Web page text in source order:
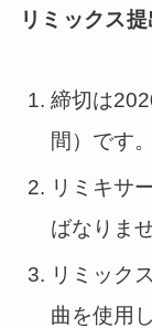
リミックス
締切は
間）です。
リミキサ
ばなりませ
リミック
曲を使用